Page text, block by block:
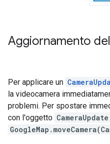
Aggiornamento
Per applicare un
la videocamera
problemi. Per spostare
con l'oggetto CameraUpdate